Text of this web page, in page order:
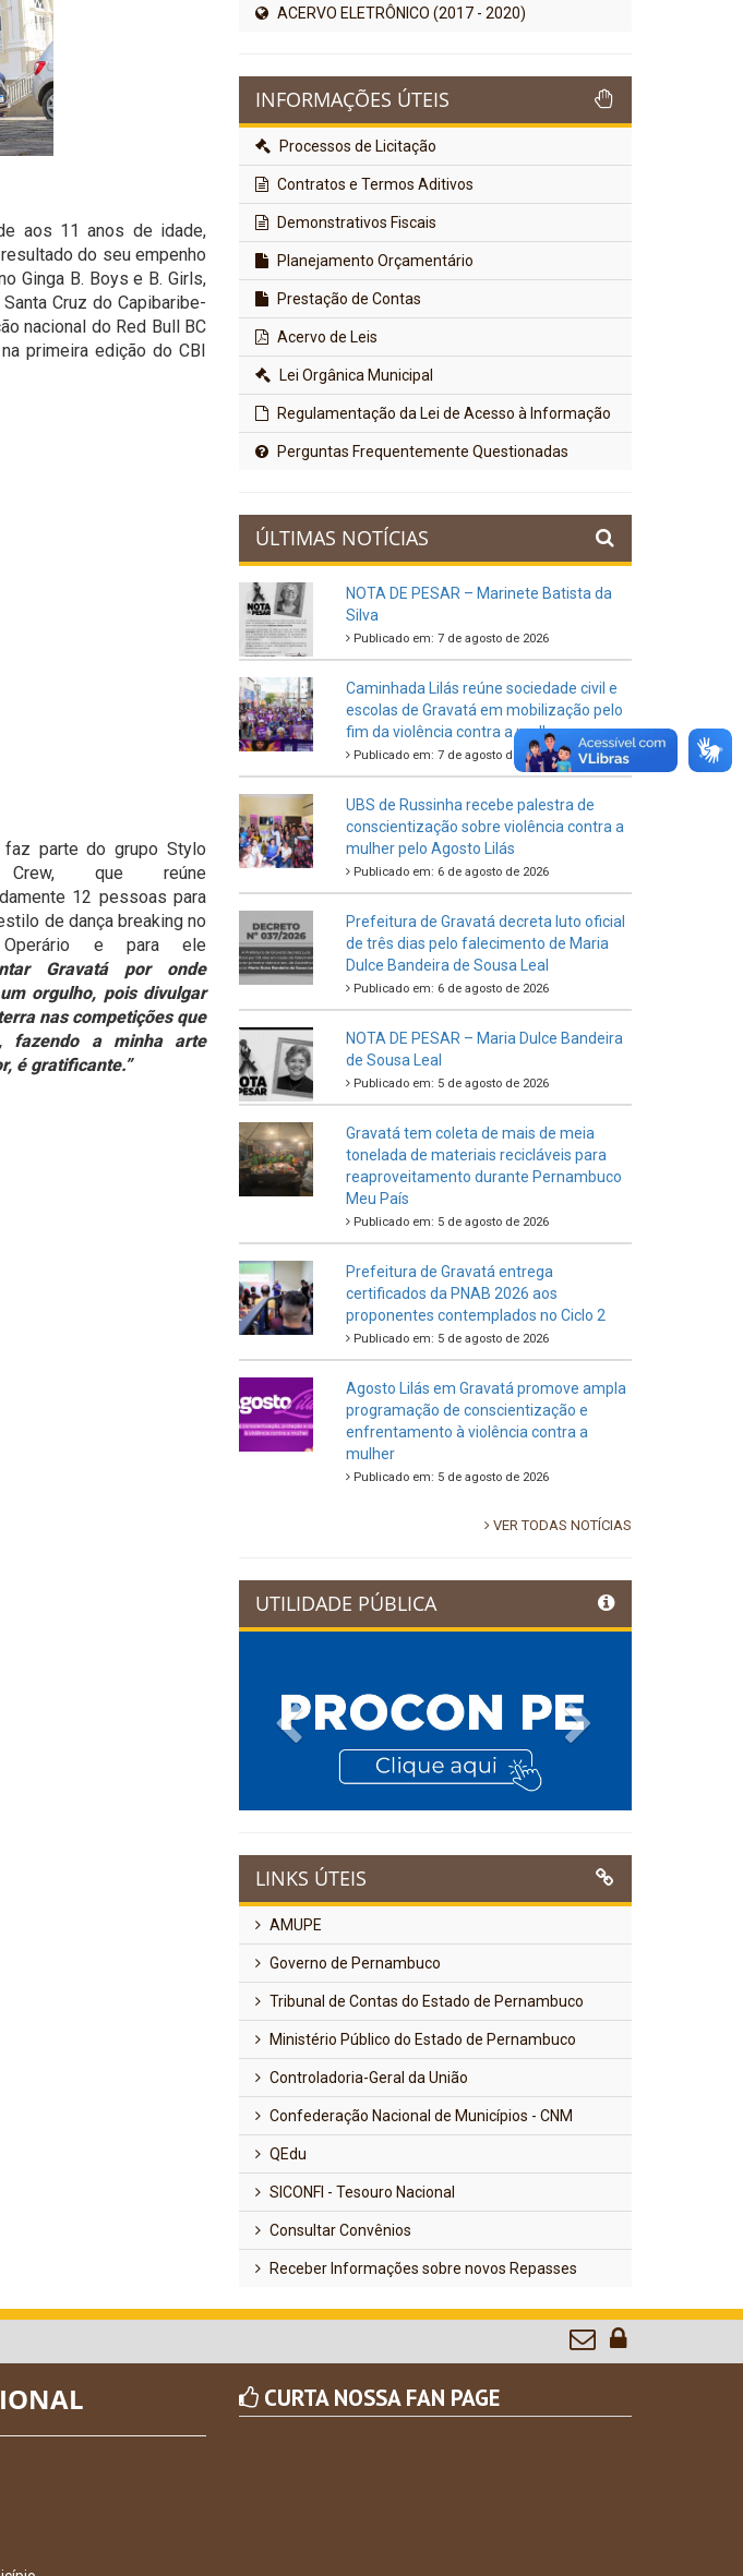
aos 11 anos de idade,
do seu empenho
Ginga B. Boys e B. Girls,
Cruz do Capibaribe-
nacional do Red Bull BC
primeira edição do CBI
faz parte do grupo Stylo
Crew, que reúne
12 pessoas para
de dança breaking no
Operário e para ele
Gravatá por onde
orgulho, pois divulgar
nas competições que
fazendo a minha arte
é gratificante.”
ACERVO ELETRÔNICO (2017 - 2020)
INFORMAÇÕES ÚTEIS
Processos de Licitação
Contratos e Termos Aditivos
Demonstrativos Fiscais
Planejamento Orçamentário
Prestação de Contas
Acervo de Leis
Lei Orgânica Municipal
Regulamentação da Lei de Acesso à Informação
Perguntas Frequentemente Questionadas
ÚLTIMAS NOTÍCIAS
NOTA DE PESAR – Marinete Batista da
Silva
Publicado em: 7 de agosto de 2026
Caminhada Lilás reúne sociedade civil e
escolas de Gravatá em mobilização pelo
fim da violência contra a mulher
Publicado em: 7 de agosto de 2026
UBS de Russinha recebe palestra de
conscientização sobre violência contra a
mulher pelo Agosto Lilás
Publicado em: 6 de agosto de 2026
Prefeitura de Gravatá decreta luto oficial
de três dias pelo falecimento de Maria
Dulce Bandeira de Sousa Leal
Publicado em: 6 de agosto de 2026
NOTA DE PESAR – Maria Dulce Bandeira
de Sousa Leal
Publicado em: 5 de agosto de 2026
Gravatá tem coleta de mais de meia
tonelada de materiais recicláveis para
reaproveitamento durante Pernambuco
Meu País
Publicado em: 5 de agosto de 2026
Prefeitura de Gravatá entrega
certificados da PNAB 2026 aos
proponentes contemplados no Ciclo 2
Publicado em: 5 de agosto de 2026
Agosto Lilás em Gravatá promove ampla
programação de conscientização e
enfrentamento à violência contra a
mulher
Publicado em: 5 de agosto de 2026
VER TODAS NOTÍCIAS
UTILIDADE PÚBLICA
Previous
LINKS ÚTEIS
AMUPE
Governo de Pernambuco
Tribunal de Contas do Estado de Pernambuco
Ministério Público do Estado de Pernambuco
Controladoria-Geral da União
Confederação Nacional de Municípios - CNM
QEdu
SICONFI - Tesouro Nacional
Consultar Convênios
Receber Informações sobre novos Repasses
CURTA NOSSA FAN PAGE